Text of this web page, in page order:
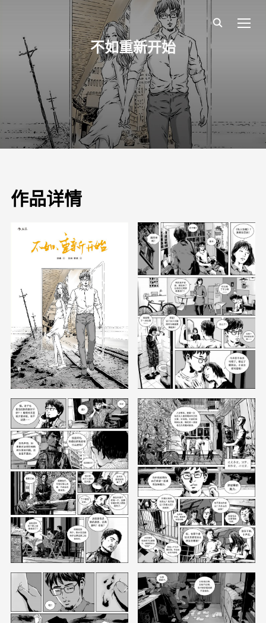
不如重新开始
作品详情